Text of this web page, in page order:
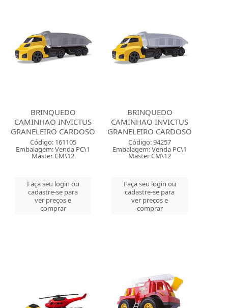
BRINQUEDO
CAMINHAO INVICTUS
GRANELEIRO CARDOSO
Código: 161105
Embalagem: Venda PC\1
Master CM\12
Faça seu login ou
cadastre-se para
ver preços e
comprar
BRINQUEDO
CAMINHAO INVICTUS
GRANELEIRO CARDOSO
Código: 94257
Embalagem: Venda PC\1
Master CM\12
Faça seu login ou
cadastre-se para
ver preços e
comprar